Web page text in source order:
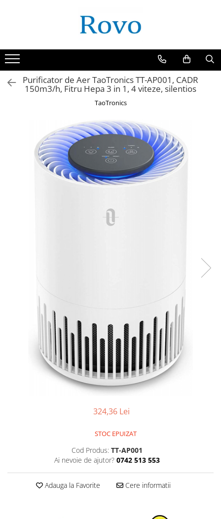
Purificator de Aer TaoTronics TT-AP001, CADR
150m3/h, Fitru Hepa 3 in 1, 4 viteze, silentios
TaoTronics
324,36 Lei
STOC EPUIZAT
Cod Produs: TT-AP001
Ai nevoie de ajutor? 0742 513 553
Adauga la Favorite Cere informatii